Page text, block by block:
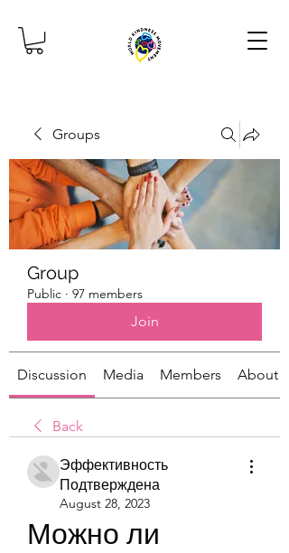
Groups
Group
Public · 97 members
Join
Discussion Media Members About
Back
Эффективность
Подтверждена
August 28, 2023
Можно ли